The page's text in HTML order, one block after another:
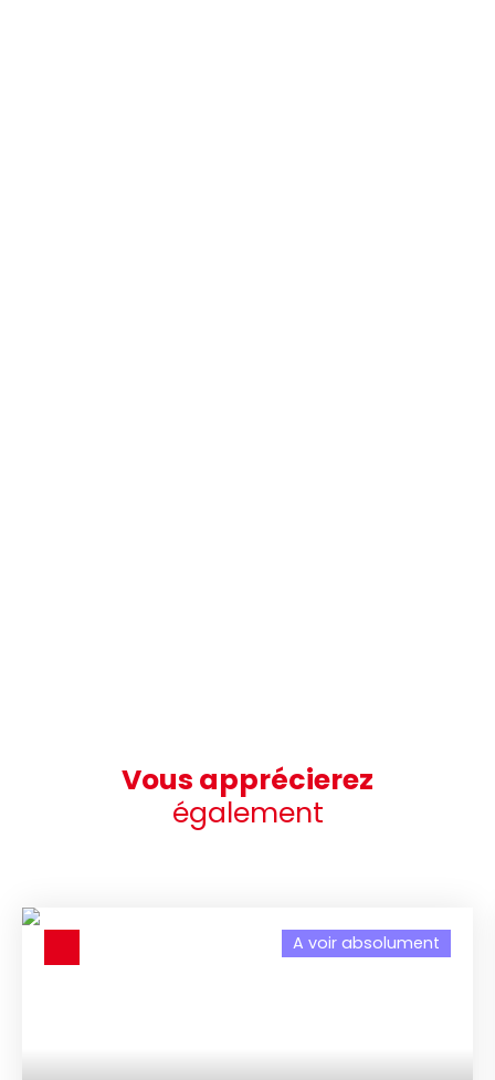
Vous apprécierez
également
A voir absolument